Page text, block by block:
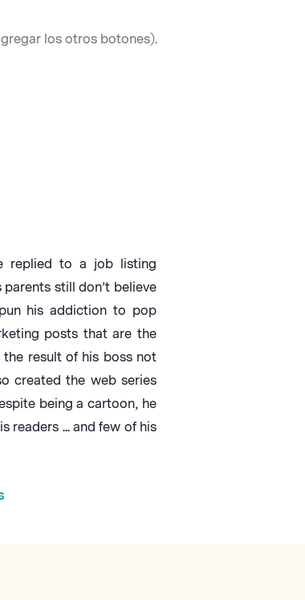
los otros botones).
replied to a job listing
still don’t believe
his addiction to pop
posts that are the
result of his boss not
created the web series
being a cartoon, he
readers ... and few of his